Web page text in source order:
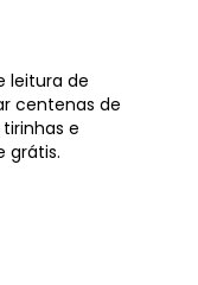
leitura de
centenas de
e
grátis.